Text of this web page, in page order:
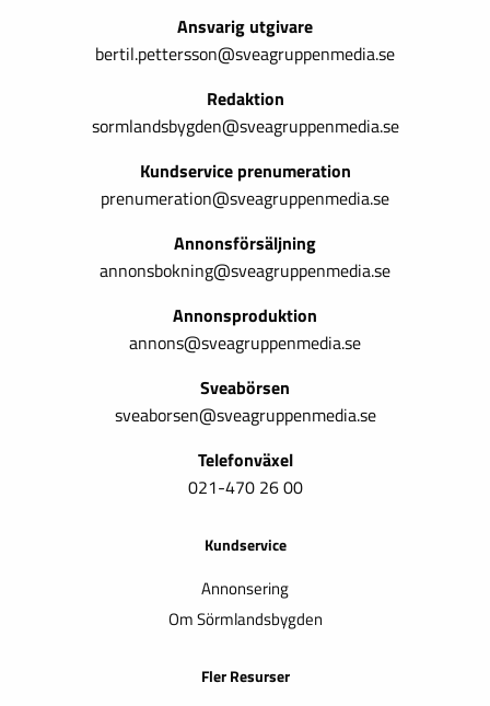
Ansvarig utgivare
bertil.pettersson@sveagruppenmedia.se
Redaktion
sormlandsbygden@sveagruppenmedia.se
Kundservice prenumeration
prenumeration@sveagruppenmedia.se
Annonsförsäljning
annonsbokning@sveagruppenmedia.se
Annonsproduktion
annons@sveagruppenmedia.se
Sveabörsen
sveaborsen@sveagruppenmedia.se
Telefonväxel
021-470 26 00
Kundservice
Annonsering
Om Sörmlandsbygden
Fler Resurser